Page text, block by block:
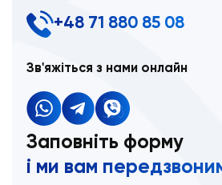
+48 71 880 85 08
Зв'яжіться з нами онлайн
Заповніть форму
і ми вам